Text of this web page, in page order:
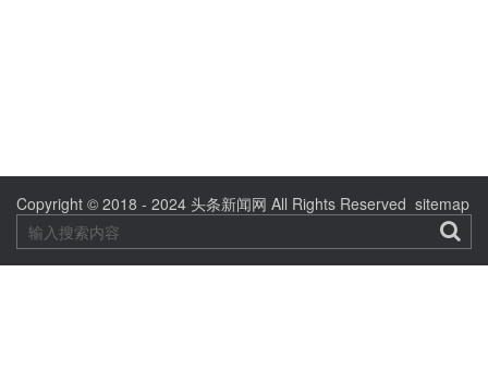
Copyright © 2018 - 2024 头条新闻网 All Rights Reserved sitemap